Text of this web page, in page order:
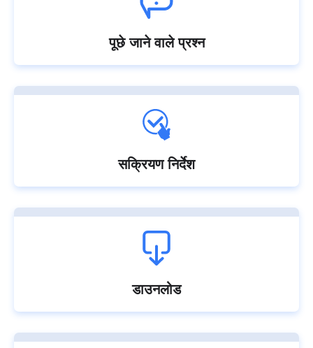
पूछे जाने वाले प्रश्न
सक्रियण निर्देश
डाउनलोड